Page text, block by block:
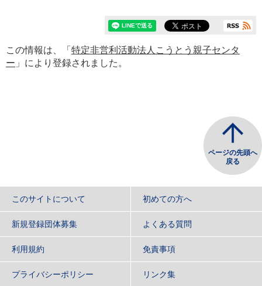
この情報は、「 特定非営利活動法人こうとう親子センタ
ー 」により登録されました。
ページの先頭へ
戻る
このサイトについて 初めての方へ
新規登録団体募集 よくある質問
利用規約 免責事項
プライバシーポリシー リンク集